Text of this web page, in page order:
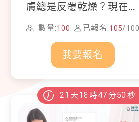
膚總是反覆乾燥？現在就
加入貝膚黛瑪修護體驗計
畫！
數量:100 已報名:105/100
我要報名
21 天18 時47分48 秒